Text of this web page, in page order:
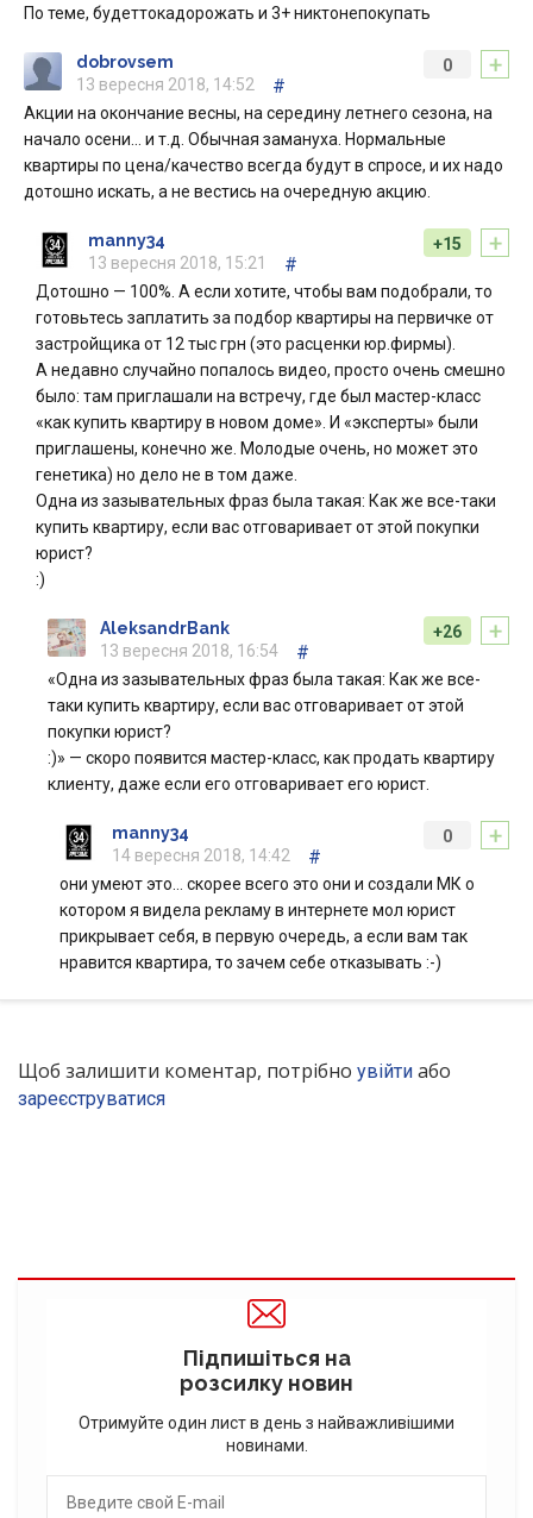
По теме, будеттокадорожать и 3+ никтонепокупать
+
0
dobrovsem
13 вересня 2018, 14:52
#
Акции на окончание весны, на середину летнего сезона, на
начало осени… и т.д. Обычная замануха. Нормальные
квартиры по цена/качество всегда будут в спросе, и их надо
дотошно искать, а не вестись на очередную акцию.
+
+15
manny34
13 вересня 2018, 15:21
#
Дотошно — 100%. А если хотите, чтобы вам подобрали, то
готовьтесь заплатить за подбор квартиры на первичке от
застройщика от 12 тыс грн (это расценки юр.фирмы).
А недавно случайно попалось видео, просто очень смешно
было: там приглашали на встречу, где был мастер-класс
«как купить квартиру в новом доме». И «эксперты» были
приглашены, конечно же. Молодые очень, но может это
генетика) но дело не в том даже.
Одна из зазывательных фраз была такая: Как же все-таки
купить квартиру, если вас отговаривает от этой покупки
юрист?
:)
+
+26
AleksandrBank
13 вересня 2018, 16:54
#
«Одна из зазывательных фраз была такая: Как же все-
таки купить квартиру, если вас отговаривает от этой
покупки юрист?
:)» — скоро появится мастер-класс, как продать квартиру
клиенту, даже если его отговаривает его юрист.
+
0
manny34
14 вересня 2018, 14:42
#
они умеют это… скорее всего это они и создали МК о
котором я видела рекламу в интернете мол юрист
прикрывает себя, в первую очередь, а если вам так
нравится квартира, то зачем себе отказывать :-)
Щоб залишити коментар, потрібно увійти або
зареєструватися
Підпишіться на
розсилку новин
Отримуйте один лист в день з найважливішими
новинами.